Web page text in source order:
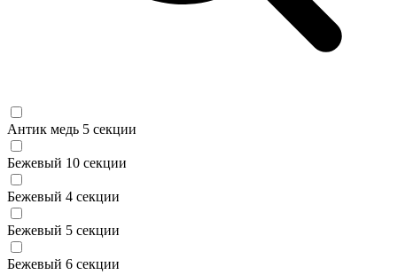
Антик медь 5 секции
Бежевый 10 секции
Бежевый 4 секции
Бежевый 5 секции
Бежевый 6 секции